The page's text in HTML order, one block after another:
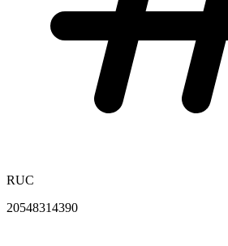
RUC
20548314390